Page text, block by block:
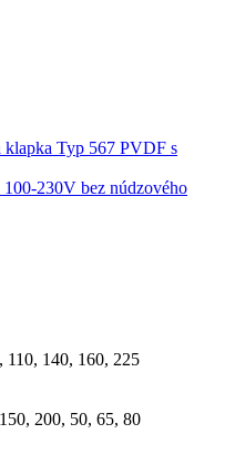
klapka Typ 567 PVDF s
230V bez núdzového
110, 140, 160, 225
200, 50, 65, 80